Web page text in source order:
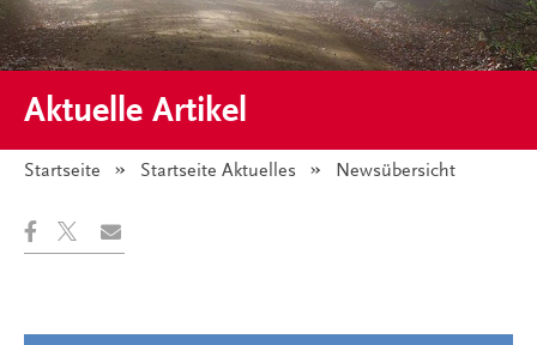
Aktuelle Artikel
Startseite Startseite Aktuelles Angezeigt:
Newsübersicht